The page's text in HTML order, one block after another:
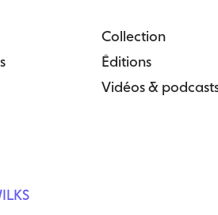
Collection
Éditions
Vidéos &